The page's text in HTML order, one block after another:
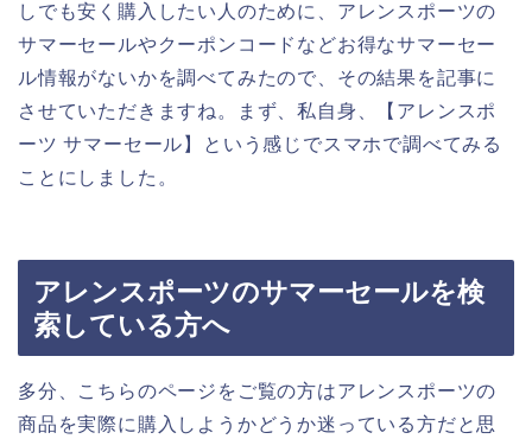
しでも安く購入したい人のために、アレンスポーツの
サマーセールやクーポンコードなどお得なサマーセー
ル情報がないかを調べてみたので、その結果を記事に
させていただきますね。まず、私自身、【アレンスポ
ーツ サマーセール】という感じでスマホで調べてみる
ことにしました。
アレンスポーツのサマーセールを検
索している方へ
多分、こちらのページをご覧の方はアレンスポーツの
商品を実際に購入しようかどうか迷っている方だと思